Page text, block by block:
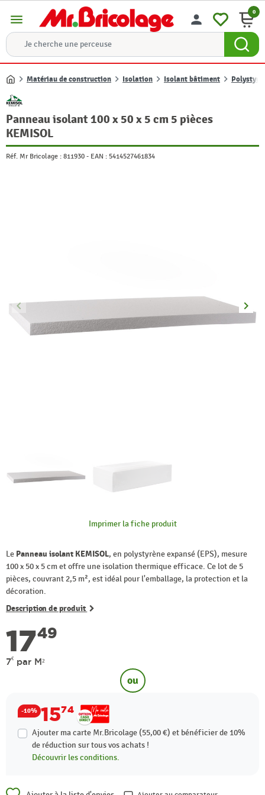
menu person 0
Accueil
Matériau de construction Isolation Isolant bâtiment
Panneau isolant 100 x 50 x 5 cm 5 pièces
KEMISOL
Réf. Mr Bricolage : 811930 - EAN : 5414527461834
Précédent
keyboard_arrow_left keyboard_arrow_right
Imprimer la fiche produit
Le Panneau isolant KEMISOL, en polystyrène expansé (EPS), mesure
100 x 50 x 5 cm et offre une isolation thermique efficace. Ce lot de 5
pièces, couvrant 2,5 m², est idéal pour l'emballage, la protection et la
décoration.
Description de produit
1749
7€ par M²
ou
-10% 1574
Ajouter ma carte Mr.Bricolage (55,00 €) et bénéficier de 10%
de réduction sur tous vos achats !
Découvrir les conditions.